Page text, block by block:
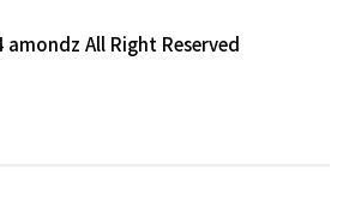
All Right Reserved